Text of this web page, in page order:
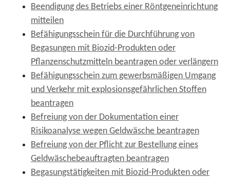
Beendigung des Betriebs einer Röntgeneinrichtung
mitteilen
Befähigungsschein für die Durchführung von
Begasungen mit Biozid-Produkten oder
Pflanzenschutzmitteln beantragen oder verlängern
Befähigungsschein zum gewerbsmäßigen Umgang
und Verkehr mit explosionsgefährlichen Stoffen
beantragen
Befreiung von der Dokumentation einer
Risikoanalyse wegen Geldwäsche beantragen
Befreiung von der Pflicht zur Bestellung eines
Geldwäschebeauftragten beantragen
Begasungstätigkeiten mit Biozid-Produkten oder